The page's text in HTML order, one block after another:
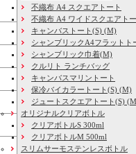
不織布 A4 スクエアトート
不織布 A4 ワイドスクエアト
キャンバストート(S) (M)
シャンブリックA4フラットト
シャンブリック巾着(M)
クルリト ランチバッグ
キャンバスマリントート
保冷バイカラートート(S) (M)
ジュートスクエアトート(S)
オリジナルクリアボトル
クリアボトルS 300ml
クリアボトルM 500ml
スリムサーモステンレスボトル